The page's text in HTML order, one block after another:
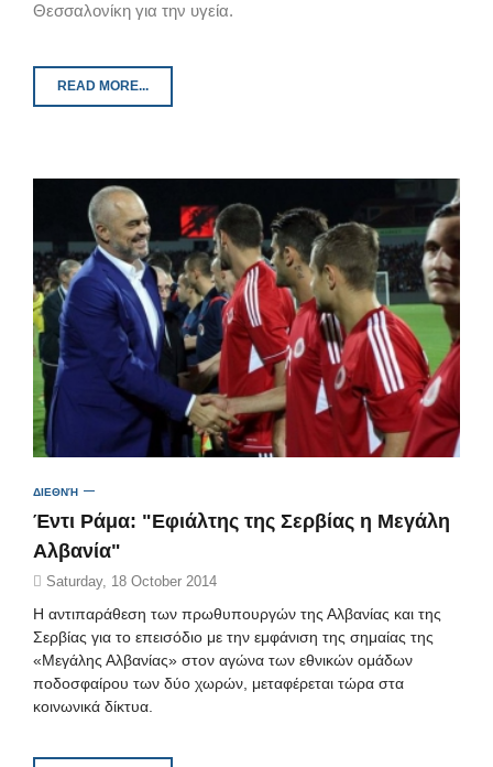
Θεσσαλονίκη για την υγεία.
READ MORE...
ΔΙΕΘΝΉ
Έντι Ράμα: "Εφιάλτης της Σερβίας η Μεγάλη
Αλβανία"
Saturday, 18 October 2014
Η αντιπαράθεση των πρωθυπουργών της Αλβανίας και της
Σερβίας για το επεισόδιο με την εμφάνιση της σημαίας της
«Μεγάλης Αλβανίας» στον αγώνα των εθνικών ομάδων
ποδοσφαίρου των δύο χωρών, μεταφέρεται τώρα στα
κοινωνικά δίκτυα.